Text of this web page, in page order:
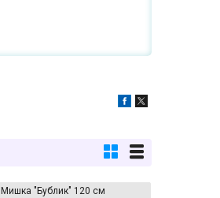
Мишка "Бублик" 120 см